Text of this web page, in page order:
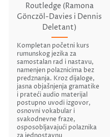
Routledge (Ramona
Gönczöl-Davies i Dennis
Deletant)
Kompletan početni kurs
rumunskog jezika za
samostalan rad i nastavu,
namenjen polaznicima bez
predznanja. Kroz dijaloge,
jasna objašnjenja gramatike
i prateći audio materijal
postupno uvodi izgovor,
osnovni vokabular i
svakodnevne fraze,
osposobljavajući polaznika